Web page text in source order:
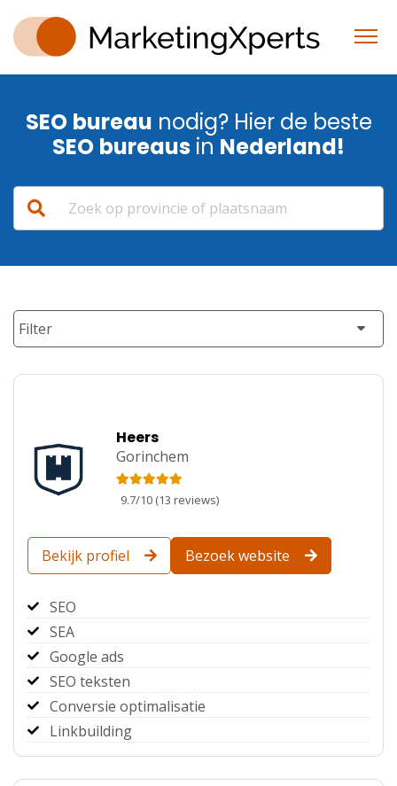
SEO bureau nodig? Hier de beste
SEO bureaus in Nederland!
Filter
Heers
Gorinchem
9.7/10 (13 reviews)
Bekijk profiel Bezoek website
SEO
SEA
Google ads
SEO teksten
Conversie optimalisatie
Linkbuilding